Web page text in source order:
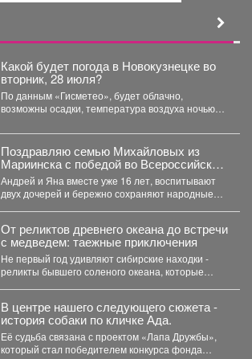
Какой будет погода в Новокузнецке во
вторник, 28 июля?
По данным «Гисметео», будет облачно,
возможны осадки, температура воздуха ночью
Поздравляю семью Михайловых из
Мариинска с победой во Всероссийском
конкурсе «Семья года - 2026» в
номинации «Семья - хранитель
традиций»!
Андрей и Яна вместе уже 16 лет, воспитывают
двух дочерей и бережно сохраняют народные
От реликтов древнего океана до встречи
с медведем: таежные приключения
Не первый год удивляют сибирские находки -
реликты бывшего соленого океана, которые
В центре нашего следующего сюжета -
история собаки по кличке Ада.
Её судьба связана с проектом «Лапа Дружбы»,
который стал победителем конкурса фонда